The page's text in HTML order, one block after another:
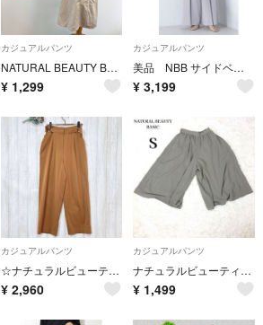
カジュアルパンツ
NATURAL BEAUTY BASIC 半袖シャツワンピース L ベージュ
¥ 1,299
カジュアルパンツ
美品 NBB サイドベルトワイドパンツ S ライトグレー
¥ 3,199
カジュアルパンツ
☆ナチュラルビューティベーシック (S) ワイドパンツ オレンジ
¥ 2,960
カジュアルパンツ
ナチュラルビューティーベーシック ワイドパンツ グレーグリーン S
¥ 1,499